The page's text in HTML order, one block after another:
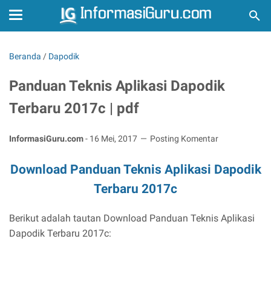
Beranda / Dapodik
Panduan Teknis Aplikasi Dapodik
Terbaru 2017c | pdf
InformasiGuru.com- 16 Mei, 2017 Posting Komentar
Download Panduan Teknis Aplikasi Dapodik
Terbaru 2017c
Berikut adalah tautan Download Panduan Teknis Aplikasi
Dapodik Terbaru 2017c: